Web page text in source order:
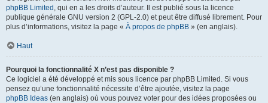
phpBB Limited , qui en a les droits d’auteur. Il est publié sous la licence
publique générale GNU version 2 (GPL-2.0) et peut être diffusé librement. Pour
plus d’informations, visitez la page « À propos de phpBB » (en anglais).
Haut
Pourquoi la fonctionnalité X n’est pas disponible ?
Ce logiciel a été développé et mis sous licence par phpBB Limited. Si vous
pensez qu’une fonctionnalité nécessite d’être ajoutée, visitez la page
phpBB Ideas (en anglais) où vous pouvez voter pour des idées proposées ou